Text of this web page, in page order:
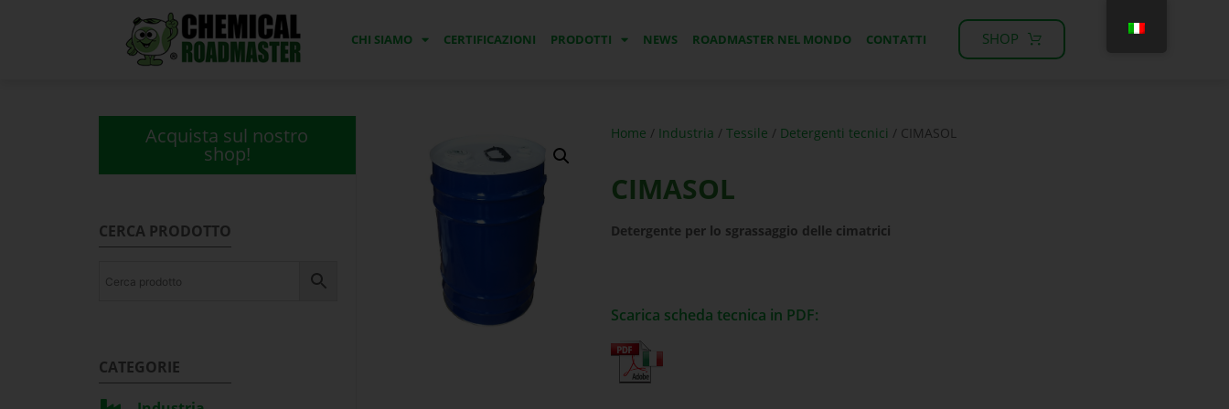
CHI SIAMO CERTIFICAZIONI PRODOTTI NEWS ROADMASTER NEL MONDO CONTATTI SHOP
Acquista sul nostro
shop!
CERCA PRODOTTO
CATEGORIE
Home / Industria / Tessile / Detergenti tecnici / CIMASOL
CIMASOL
Detergente per lo sgrassaggio delle cimatrici
Scarica scheda tecnica in PDF: